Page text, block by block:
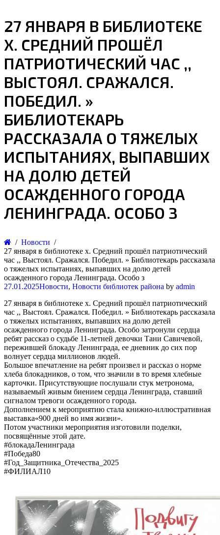
27 ЯНВАРЯ В БИБЛИОТЕКЕ
Х. СРЕДНИЙ ПРОШЁЛ
ПАТРИОТИЧЕСКИЙ ЧАС ,,
ВЫСТОЯЛ. СРАЖАЛСЯ.
ПОБЕДИЛ. »
БИБЛИОТЕКАРЬ
РАССКАЗАЛА О ТЯЖЕЛЫХ
ИСПЫТАНИЯХ, ВЫПАВШИХ
НА ДОЛЮ ДЕТЕЙ
ОСАЖДЕННОГО ГОРОДА
ЛЕНИНГРАДА. ОСОБО З
Новости
27 января в библиотеке х. Средний прошёл патриотический
час ,, Выстоял. Сражался. Победил. » Библиотекарь рассказала
о тяжелых испытаниях, выпавших на долю детей
осажденного города Ленинграда. Особо з
27.01.2025Новости, Новости библиотек района by admin
27 января в библиотеке х. Средний прошёл патриотический
час ,, Выстоял. Сражался. Победил. » Библиотекарь рассказала
о тяжелых испытаниях, выпавших на долю детей
осажденного города Ленинграда. Особо затронули сердца
ребят рассказ о судьбе 11-летней девочки Тани Савичевой,
пережившей блокаду Ленинграда, ее дневник до сих пор
волнует сердца миллионов людей.
Большое впечатление на ребят произвел и рассказ о норме
хлеба блокадников, о том, что значили в то время хлебные
карточки. Присутствующие послушали стук метронома,
называемый живым биением сердца Ленинграда, ставший
сигналом тревоги осажденного города.
Дополнением к мероприятию стала книжно-иллюстративная
выставка«900 дней во имя жизни».
Потом участники мероприятия изготовили поделки,
посвящённые этой дате.
#блокадаЛенинграда
#Победа80
#Год_Защитника_Отечества_2025
#ФИЛИАЛ10